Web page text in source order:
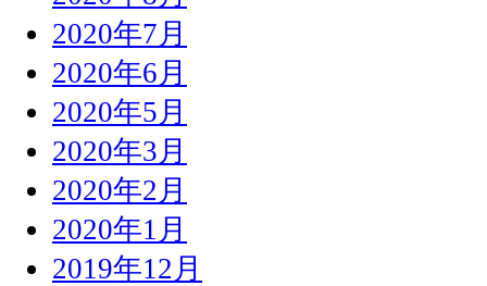
2020年7月
2020年6月
2020年5月
2020年3月
2020年2月
2020年1月
2019年12月